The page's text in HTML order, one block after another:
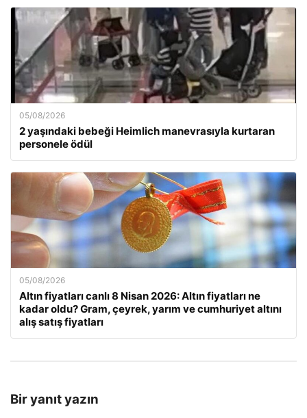
05/08/2026
2 yaşındaki bebeği Heimlich manevrasıyla kurtaran
personele ödül
05/08/2026
Altın fiyatları canlı 8 Nisan 2026: Altın fiyatları ne
kadar oldu? Gram, çeyrek, yarım ve cumhuriyet altını
alış satış fiyatları
Bir yanıt yazın